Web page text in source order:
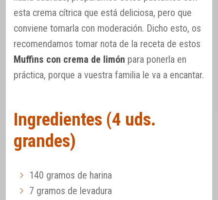
esta crema cítrica que está deliciosa, pero que
conviene tomarla con moderación. Dicho esto, os
recomendamos tomar nota de la receta de estos
Muffins con crema de limón para ponerla en
práctica, porque a vuestra familia le va a encantar.
Ingredientes (4 uds.
grandes)
140 gramos de harina
7 gramos de levadura